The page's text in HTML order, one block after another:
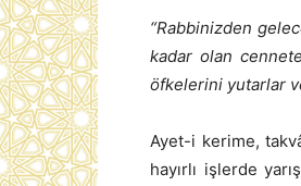
“Rabbinizden
kadar olan
öfkelerini yutarlar
Ayet-i kerime,
hayırlı işlerde